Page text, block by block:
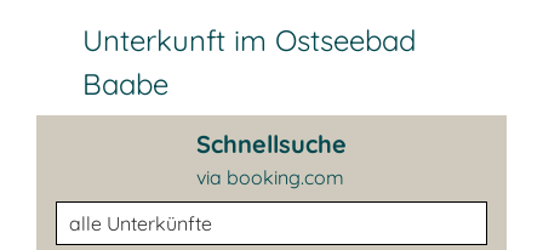
Unterkunft im Ostseebad
Baabe
Schnellsuche
via booking.com
Unterkunftsart